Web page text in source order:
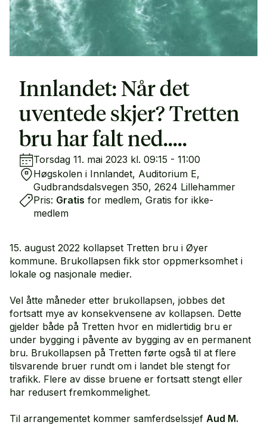
Innlandet: Når det
uventede skjer? Tretten
bru har falt ned.....
Torsdag 11. mai 2023 kl. 09:15 - 11:00
Høgskolen i Innlandet, Auditorium E,
Gudbrandsdalsvegen 350, 2624 Lillehammer
Pris: Gratis for medlem, Gratis for ikke-
medlem
15. august 2022 kollapset Tretten bru i Øyer
kommune. Brukollapsen fikk stor oppmerksomhet i
lokale og nasjonale medier.
Vel åtte måneder etter brukollapsen, jobbes det
fortsatt mye av konsekvensene av kollapsen. Dette
gjelder både på Tretten hvor en midlertidig bru er
under bygging i påvente av bygging av en permanent
bru. Brukollapsen på Tretten førte også til at flere
tilsvarende bruer rundt om i landet ble stengt for
trafikk. Flere av disse bruene er fortsatt stengt eller
har redusert fremkommelighet.
Til arrangementet kommer samferdselssjef Aud M.